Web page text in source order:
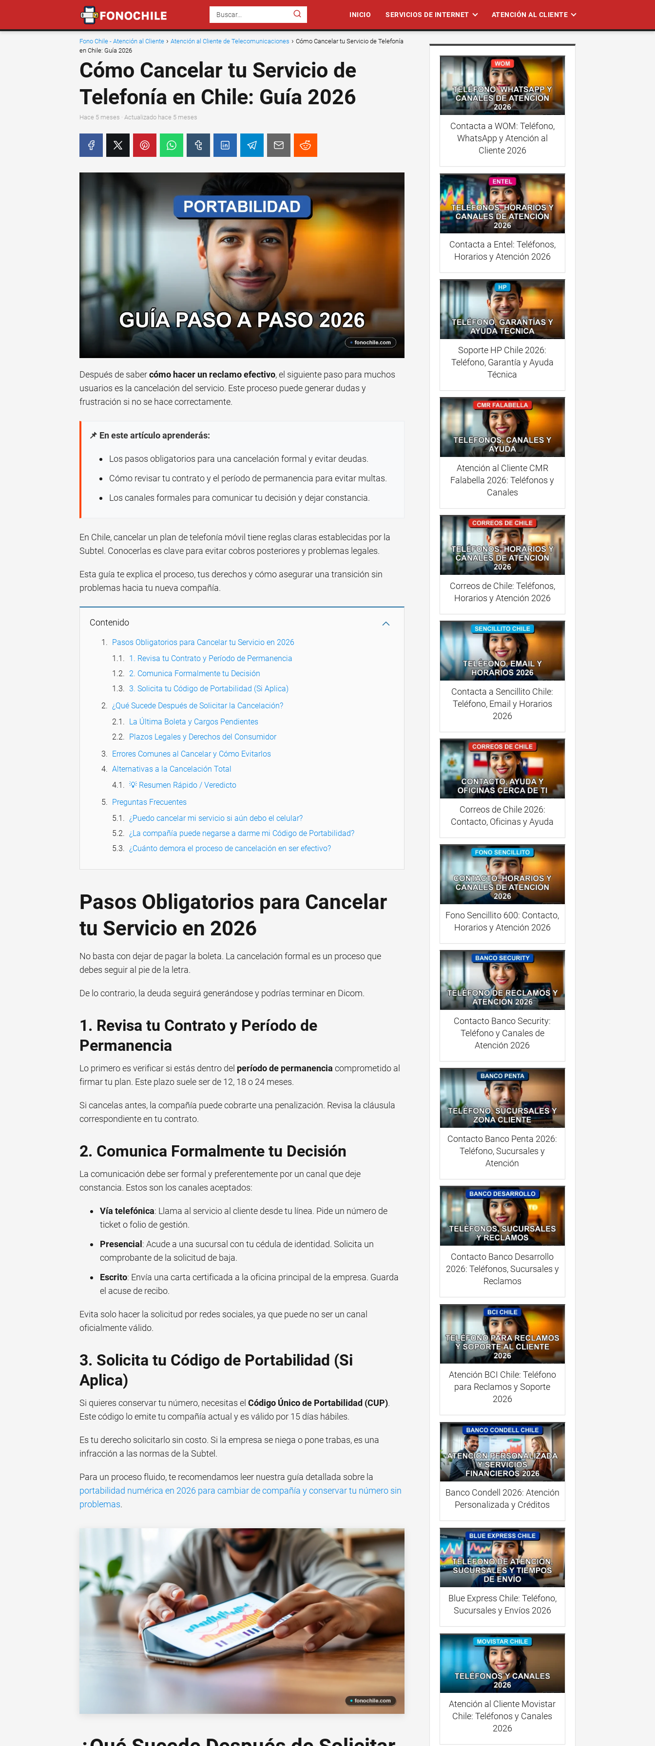
INICIO SERVICIOS DE INTERNET ATENCIÓN AL CLIENTE
Fono Chile - Atención al Cliente Atención al Cliente de Telecomunicaciones
Cómo Cancelar tu Servicio de Telefonía
en Chile: Guía 2026
Cómo Cancelar tu Servicio de
Telefonía en Chile: Guía 2026
hace 5 meses · Actualizado hace 5 meses
Después de sabercómo hacer un reclamo efectivo, el siguiente paso para muchos
usuarios es la cancelación del servicio. Este proceso puede generar dudas y
frustración si no se hace correctamente.
📌 En este artículo aprenderás:
Los pasos obligatorios para una cancelación formal y evitar deudas.
Cómo revisar tu contrato y el período de permanencia para evitar multas.
Los canales formales para comunicar tu decisión y dejar constancia.
En Chile, cancelar un plan de telefonía móvil tiene reglas claras establecidas por la
Subtel. Conocerlas es clave para evitar cobros posteriores y problemas legales.
Esta guía te explica el proceso, tus derechos y cómo asegurar una transición sin
problemas hacia tu nueva compañía.
Contenido
Pasos Obligatorios para Cancelar tu Servicio en 2026
1. Revisa tu Contrato y Período de Permanencia
2. Comunica Formalmente tu Decisión
3. Solicita tu Código de Portabilidad (Si Aplica)
¿Qué Sucede Después de Solicitar la Cancelación?
La Última Boleta y Cargos Pendientes
Plazos Legales y Derechos del Consumidor
Errores Comunes al Cancelar y Cómo Evitarlos
Alternativas a la Cancelación Total
💡 Resumen Rápido / Veredicto
Preguntas Frecuentes
¿Puedo cancelar mi servicio si aún debo el celular?
¿La compañía puede negarse a darme mi Código de Portabilidad?
¿Cuánto demora el proceso de cancelación en ser efectivo?
Pasos Obligatorios para Cancelar
tu Servicio en 2026
No basta con dejar de pagar la boleta. La cancelación formal es un proceso que
debes seguir al pie de la letra.
De lo contrario, la deuda seguirá generándose y podrías terminar en Dicom.
1. Revisa tu Contrato y Período de
Permanencia
Lo primero es verificar si estás dentro del período de permanencia comprometido al
firmar tu plan. Este plazo suele ser de 12, 18 o 24 meses.
Si cancelas antes, la compañía puede cobrarte una penalización. Revisa la cláusula
correspondiente en tu contrato.
2. Comunica Formalmente tu Decisión
La comunicación debe ser formal y preferentemente por un canal que deje
constancia. Estos son los canales aceptados:
Vía telefónica: Llama al servicio al cliente desde tu línea. Pide un número de
ticket o folio de gestión.
Presencial : Acude a una sucursal con tu cédula de identidad. Solicita un
comprobante de la solicitud de baja.
Escrito: Envía una carta certificada a la oficina principal de la empresa. Guarda
el acuse de recibo.
Evita solo hacer la solicitud por redes sociales, ya que puede no ser un canal
oficialmente válido.
3. Solicita tu Código de Portabilidad (Si
Aplica)
Si quieres conservar tu número, necesitas el Código Único de Portabilidad (CUP).
Este código lo emite tu compañía actual y es válido por 15 días hábiles.
Es tu derecho solicitarlo sin costo. Si la empresa se niega o pone trabas, es una
infracción a las normas de la Subtel.
Para un proceso fluido, te recomendamos leer nuestra guía detallada sobre la
portabilidad numérica en 2026 para cambiar de compañía y conservar tu número sin
problemas.
Contacta a WOM: Teléfono,
WhatsApp y Atención al
Cliente 2026
Contacta a Entel: Teléfonos,
Horarios y Atención 2026
Soporte HP Chile 2026:
Teléfono, Garantía y Ayuda
Técnica
Atención al Cliente CMR
Falabella 2026: Teléfonos y
Canales
Correos de Chile: Teléfonos,
Horarios y Atención 2026
Contacta a Sencillito Chile:
Teléfono, Email y Horarios
2026
Correos de Chile 2026:
Contacto, Oficinas y Ayuda
Fono Sencillito 600: Contacto,
Horarios y Atención 2026
Contacto Banco Security:
Teléfono y Canales de
Atención 2026
Contacto Banco Penta 2026:
Teléfono, Sucursales y
Atención
Contacto Banco Desarrollo
2026: Teléfonos, Sucursales y
Reclamos
Atención BCI Chile: Teléfono
para Reclamos y Soporte
2026
Banco Condell 2026: Atención
Personalizada y Créditos
Blue Express Chile: Teléfono,
Sucursales y Envíos 2026
Atención al Cliente Movistar
Chile: Teléfonos y Canales
2026